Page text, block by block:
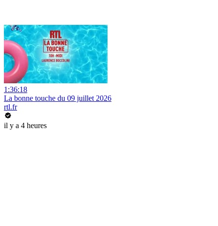
1:36:18
La bonne touche du 09 juillet 2026
rtl.fr
il y a 4 heures